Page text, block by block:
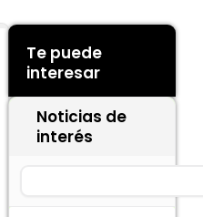
Te puede
interesar
Noticias de
interés